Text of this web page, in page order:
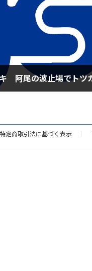
阿尾の波止場でトツ
特定商取引法に基づく表示